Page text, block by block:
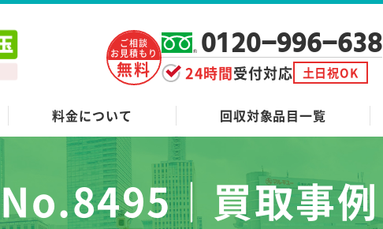
ご相談
お見積もり
無料
0120-996-638
24時間受付対応 土日祝OK
料金について 回収対象品目一覧
No.8495｜買取事例